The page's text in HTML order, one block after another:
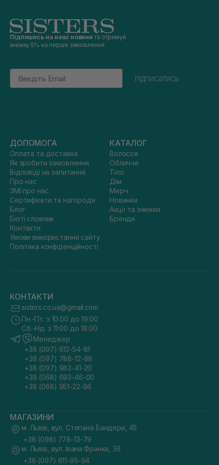
Підпишись на наші новини та отримуй
знижку 5% на перше замовлення
Email
підписатись
ДОПОМОГА
Оплата та доставка
Як зробити замовлення
Відповіді на запитання
Про нас
ЗМІ про нас
Сертифікати та нагороди
Блог
Бюті словник
Контакти
Умови використання сайту
Політика конфіденційності
КАТАЛОГ
Волосся
Обличчя
Тіло
Дім
Мерч
Новинки
Акції та знижки
Бренди
КОНТАКТИ
sisters.co.ua@gmail.com
Пн.-Пт. з 10:00 до 19:00
Сб.-Нд. з 11:00 до 18:00
Менеджер
+38 (097) 612-54-81
+38 (097) 788-12-88
+38 (097) 983-41-20
+38 (068) 693-46-00
+38 (068) 951-22-86
МАГАЗИНИ
м. Львів, вул. Степана Бандери, 45
+38 (098) 778-13-79
м. Львів, вул. Івана Франка, 36
+38 (097) 611-95-94